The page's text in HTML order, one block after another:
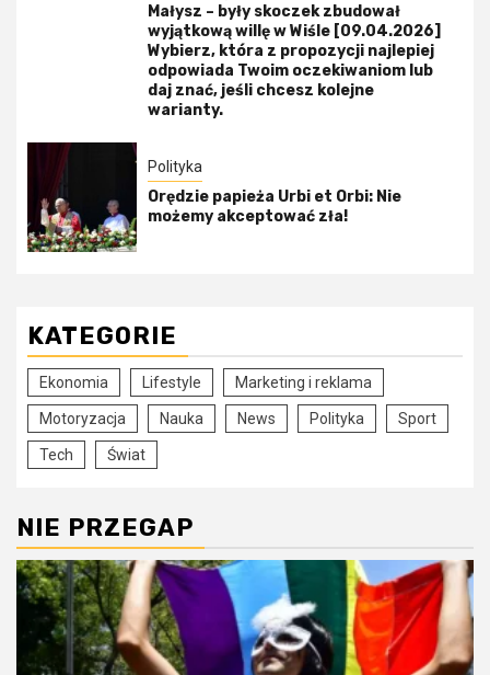
Małysz – były skoczek zbudował
wyjątkową willę w Wiśle [09.04.2026]
Wybierz, która z propozycji najlepiej
odpowiada Twoim oczekiwaniom lub
daj znać, jeśli chcesz kolejne
warianty.
Polityka
Orędzie papieża Urbi et Orbi: Nie
możemy akceptować zła!
KATEGORIE
Ekonomia Lifestyle Marketing i reklama
Motoryzacja Nauka News Polityka Sport
Tech Świat
NIE PRZEGAP